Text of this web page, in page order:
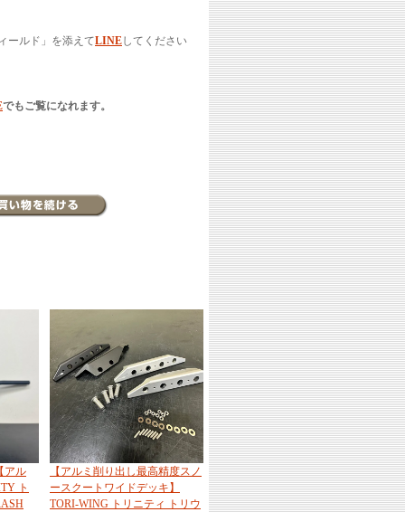
ールド」を添えてLINEしてください
でもご覧になれます。
アル
ト
【アルミ削り出し最高精度スノ
ースクートワイドデッキ】
TORI-WING トリニティ トリウ